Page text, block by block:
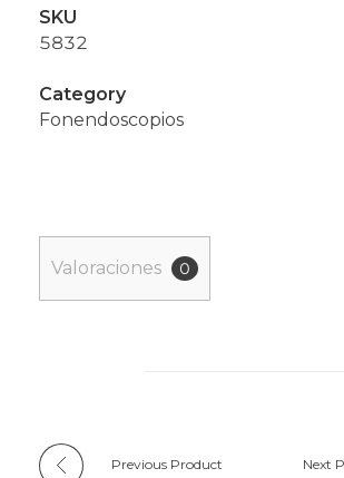
SKU
5832
Category
Fonendoscopios
Valoraciones 0
Previous Product Next